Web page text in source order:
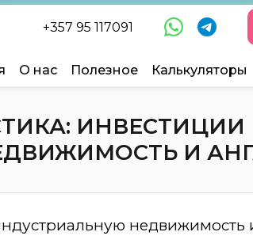
+357 95 117091
О нас Полезное Калькуляторы
И